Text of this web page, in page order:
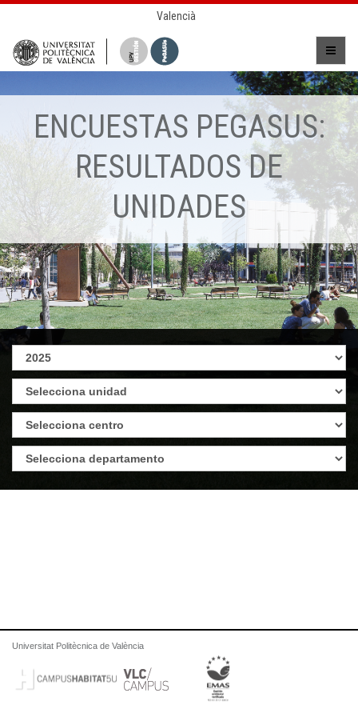
Valencià
ENCUESTAS PEGASUS:
RESULTADOS DE
UNIDADES
Universitat Politècnica de València